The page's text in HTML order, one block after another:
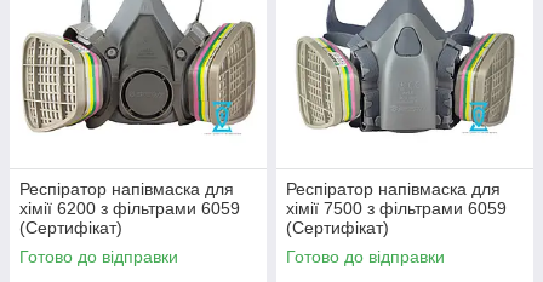
Респіратор напівмаска для
хімії 6200 з фільтрами 6059
(Сертифікат)
Готово до відправки
Респіратор напівмаска для
хімії 7500 з фільтрами 6059
(Сертифікат)
Готово до відправки